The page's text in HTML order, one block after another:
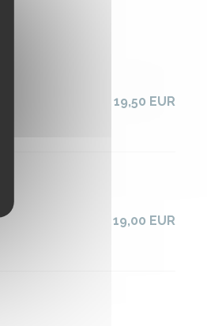
19,50 EUR
19,00 EUR